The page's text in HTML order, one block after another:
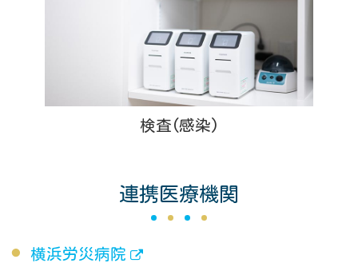
検査(感染)
連携医療機関
横浜労災病院